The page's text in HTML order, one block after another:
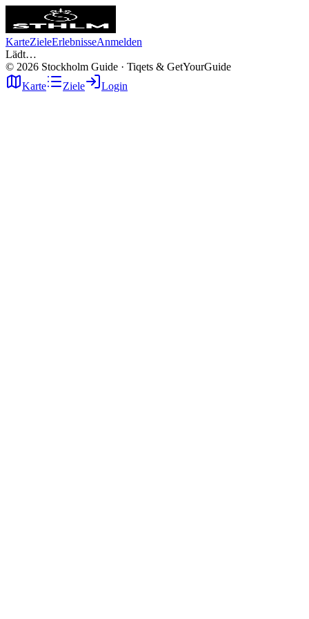
KarteZieleErlebnisseAnmelden
Lädt…
© 2026 Stockholm Guide · Tiqets & GetYourGuide
Karte
Ziele Login